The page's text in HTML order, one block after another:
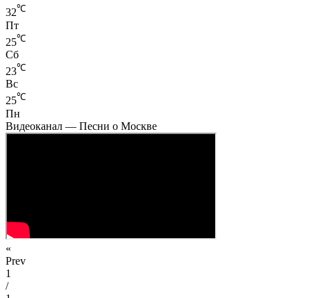
32℃
Пт
25℃
Сб
23℃
Вс
25℃
Пн
Видеоканал — Песни о Москве
«
Prev
1
/